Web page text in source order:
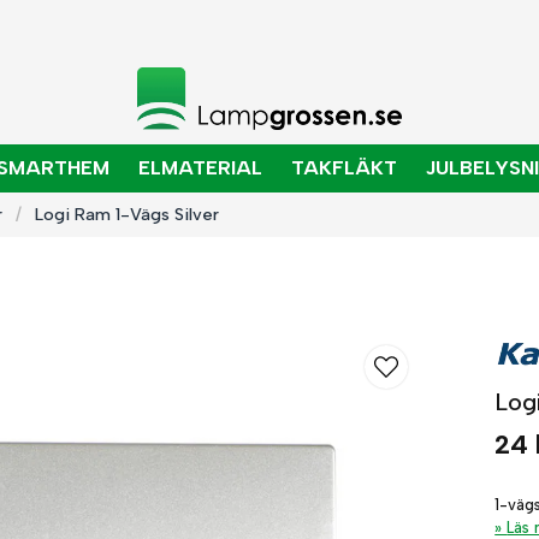
ELMATERIAL TAKFLÄKT
Logi Ram 1-Vägs Silver
24
1-
Läs